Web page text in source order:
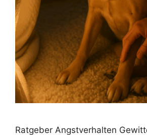
Ratgeber Angstverhalten